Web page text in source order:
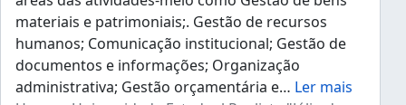
materiais e patrimoniais;. Gestão de recursos
humanos; Comunicação institucional; Gestão de
documentos e informações; Organização
administrativa; Gestão orçamentária e… Ler mais